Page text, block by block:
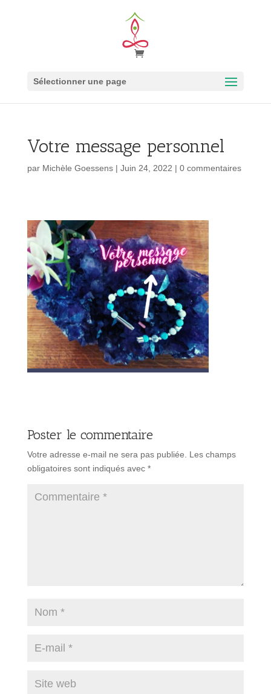
Sélectionner une page
Votre message personnel
par Michèle Goessens| Juin 24, 2022 | 0 commentaires
Poster le commentaire
Votre adresse e-mail ne sera pas publiée.
Les champs
obligatoires sont indiqués avec *